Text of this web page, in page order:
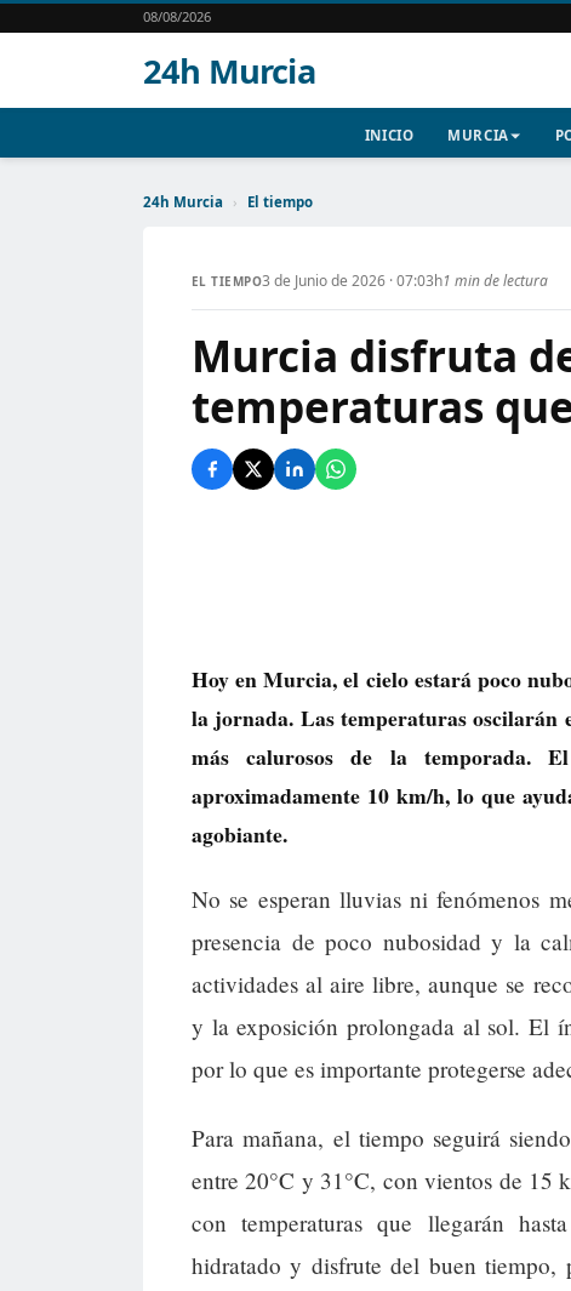
08/08/2026
24h Murcia
INICIO MURCIA
24h Murcia › El tiempo
EL TIEMPO3 de Junio de 2026 · 07:03h1 min de lectura
Murcia disfruta
temperaturas
Hoy en Murcia, el cielo estará poco
la jornada. Las temperaturas oscilarán
más calurosos de la temporada.
aproximadamente 10 km/h, lo que
agobiante.
No se esperan lluvias ni fenómenos
presencia de poco nubosidad y la
actividades al aire libre, aunque se
y la exposición prolongada al sol. El
por lo que es importante protegerse
Para mañana, el tiempo seguirá
entre 20°C y 31°C, con vientos de 15
con temperaturas que llegarán
hidratado y disfrute del buen tiempo,